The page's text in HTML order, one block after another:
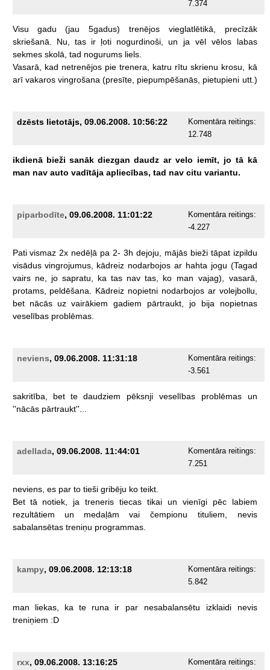
7.374
Visu gadu (jau 5gadus) trenējos vieglatlētikā,
precīzāk
skriešanā.
Nu, tas ir ļoti nogurdinoši, un ja vēl vēlos
labas
sekmes skolā, tad nogurums liels.
Vasarā,
kad netrenējos pie trenera, katru rītu skrienu krosu,
kā
arī vakaros vingrošana (presīte, piepumpēšanās, pietupieni utt.)
dzēsts lietotājs, 09.06.2008. 10:56:22
Komentāra reitings:
12.748
ikdienā bieži sanāk diezgan daudz ar velo iemīt, jo tā kā
man nav auto vadītāja apliecības, tad nav citu variantu.
piparbodīte, 09.06.2008. 11:01:22
Komentāra reitings:
-4.227
Pati vismaz 2x nedēļā pa 2- 3h dejoju, mājās bieži tāpat izpildu
visādus vingrojumus, kādreiz nodarbojos ar hahta jogu (Tagad
vairs ne, jo sapratu, ka tas nav tas, ko man vajag),
vasarā,
protams,
peldēšana. Kādreiz nopietni nodarbojos ar volejbollu,
bet nācās uz vairākiem gadiem pārtraukt, jo bija
nopietnas
veselības problēmas.
neviens, 09.06.2008. 11:31:18
Komentāra reitings:
-3.561
sakritība, bet te daudziem pēksnji veselības problēmas
un
''nācās pārtraukt''...
adellada, 09.06.2008. 11:44:01
Komentāra reitings:
7.251
neviens, es par to tieši gribēju ko teikt.
Bet tā notiek, ja treneris tiecas tikai un vienīgi pēc
labiem
rezultātiem
un medaļām vai čempionu tituliem,
nevis
sabalansētas treniņu programmas.
kampy, 09.06.2008. 12:13:18
Komentāra reitings:
5.842
man liekas, ka te runa ir par nesabalansētu izklaidi
nevis
treniņiem :D
rxx, 09.06.2008. 13:16:25
Komentāra reitings: